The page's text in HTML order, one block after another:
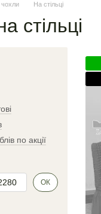
чохли На стільці
стільці
по акції
ОК